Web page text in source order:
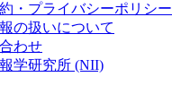
・プライバシーポリシー
の扱いについて
わせ
学研究所 (NII)